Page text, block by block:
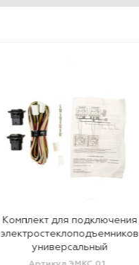
Комплект для подключения
электростеклоподъемников
универсальный